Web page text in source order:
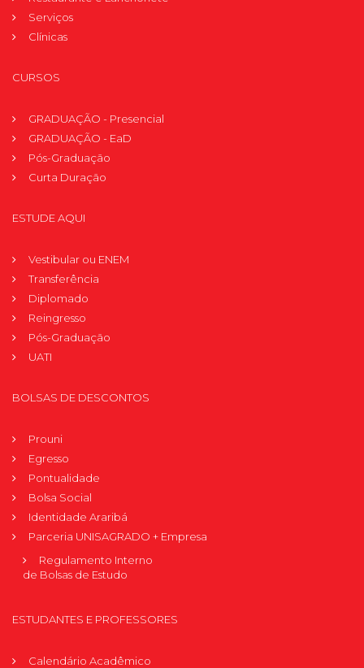
Serviços
Clínicas
CURSOS
GRADUAÇÃO - Presencial
GRADUAÇÃO - EaD
Pós-Graduação
Curta Duração
ESTUDE AQUI
Vestibular ou ENEM
Transferência
Diplomado
Reingresso
Pós-Graduação
UATI
BOLSAS DE DESCONTOS
Prouni
Egresso
Pontualidade
Bolsa Social
Identidade Araribá
Parceria UNISAGRADO + Empresa
Regulamento Interno
de Bolsas de Estudo
ESTUDANTES E PROFESSORES
Calendário Acadêmico